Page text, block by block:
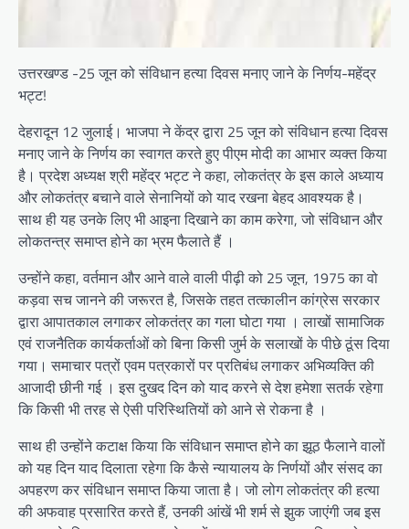
उत्तरखण्ड -25 जून को संविधान हत्या दिवस मनाए जाने के निर्णय-महेंद्र
भट्ट!
देहरादून 12 जुलाई। भाजपा ने केंद्र द्वारा 25 जून को संविधान हत्या दिवस
मनाए जाने के निर्णय का स्वागत करते हुए पीएम मोदी का आभार व्यक्त किया
है। प्रदेश अध्यक्ष श्री महेंद्र भट्ट ने कहा, लोकतंत्र के इस काले अध्याय
और लोकतंत्र बचाने वाले सेनानियों को याद रखना बेहद आवश्यक है।
साथ ही यह उनके लिए भी आइना दिखाने का काम करेगा, जो संविधान और
लोकतन्त्र समाप्त होने का भ्रम फैलाते हैं ।
उन्होंने कहा, वर्तमान और आने वाले वाली पीढ़ी को 25 जून, 1975 का वो
कड़वा सच जानने की जरूरत है, जिसके तहत तत्कालीन कांग्रेस सरकार
द्वारा आपातकाल लगाकर लोकतंत्र का गला घोटा गया । लाखों सामाजिक
एवं राजनैतिक कार्यकर्ताओं को बिना किसी जुर्म के सलाखों के पीछे ठूंस दिया
गया। समाचार पत्रों एवम पत्रकारों पर प्रतिबंध लगाकर अभिव्यक्ति की
आजादी छीनी गई । इस दुखद दिन को याद करने से देश हमेशा सतर्क रहेगा
कि किसी भी तरह से ऐसी परिस्थितियों को आने से रोकना है ।
साथ ही उन्होंने कटाक्ष किया कि संविधान समाप्त होने का झूठ फैलाने वालों
को यह दिन याद दिलाता रहेगा कि कैसे न्यायालय के निर्णयों और संसद का
अपहरण कर संविधान समाप्त किया जाता है। जो लोग लोकतंत्र की हत्या
की अफवाह प्रसारित करते हैं, उनकी आंखें भी शर्म से झुक जाएंगी जब इस